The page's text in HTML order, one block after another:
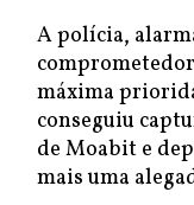
A polícia,
máxima
conseguiu
de Moabit e
mais uma